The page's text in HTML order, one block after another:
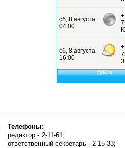
Телефоны:
редактор - 2-11-61;
ответственный секретарь - 2-15-33;